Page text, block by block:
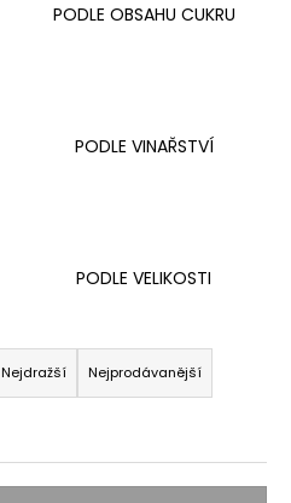
PODLE OBSAHU CUKRU
PODLE VINAŘSTVÍ
PODLE VELIKOSTI
Nejdražší Nejprodávanější